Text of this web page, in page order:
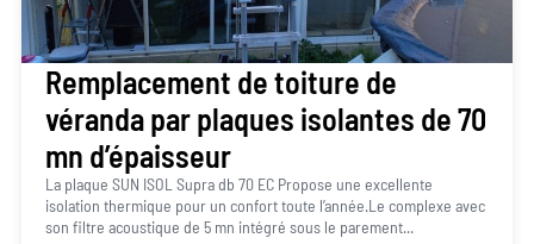
Remplacement de toiture de
véranda par plaques isolantes de 70
mn d’épaisseur
La plaque SUN ISOL Supra db 70 EC Propose une excellente
isolation thermique pour un confort toute l’année.Le complexe avec
son filtre acoustique de 5 mn intégré sous le parement...